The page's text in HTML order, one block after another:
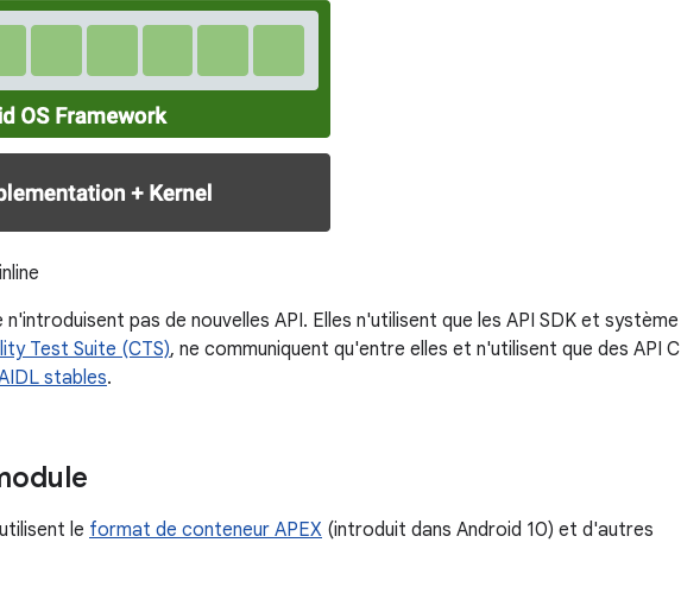
n'introduisent pas de nouvelles API. Elles n'utilisent que les API SDK et système
Test Suite (CTS), ne communiquent qu'entre elles et n'utilisent que des API C
stables.
le format de conteneur APEX (introduit dans Android 10) et d'autres